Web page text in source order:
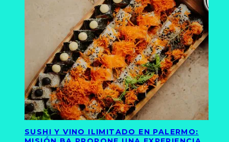
SUSHI Y VINO ILIMITADO EN PALERMO: